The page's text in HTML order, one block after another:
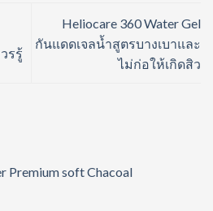
รรู้
Heliocare 360 Water Gel
กันแดดเจลน้ำสูตรบางเบาและ
ไม่ก่อให้เกิดสิว
Premium soft Chacoal